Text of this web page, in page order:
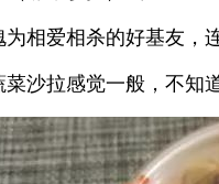
相爱相杀的好基友，
菜沙拉感觉一般，不知